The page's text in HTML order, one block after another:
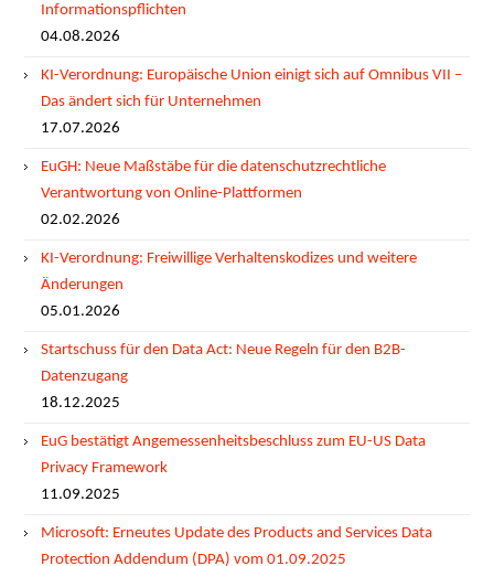
Informationspflichten
04.08.2026
KI-Verordnung: Europäische Union einigt sich auf Omnibus VII –
Das ändert sich für Unternehmen
17.07.2026
EuGH: Neue Maßstäbe für die datenschutzrechtliche
Verantwortung von Online-Plattformen
02.02.2026
KI-Verordnung: Freiwillige Verhaltenskodizes und weitere
Änderungen
05.01.2026
Startschuss für den Data Act: Neue Regeln für den B2B-
Datenzugang
18.12.2025
EuG bestätigt Angemessenheitsbeschluss zum EU-US Data
Privacy Framework
11.09.2025
Microsoft: Erneutes Update des Products and Services Data
Protection Addendum (DPA) vom 01.09.2025